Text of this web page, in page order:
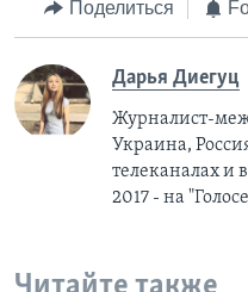
Поделиться
Дарья Диегуц
Журналист-
Украина,
телеканалах и
2017 - на